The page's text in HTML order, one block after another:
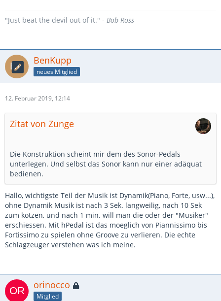
"Just beat the devil out of it." - Bob Ross
BenKupp
neues Mitglied
12. Februar 2019, 12:14
Zitat von Zunge
Die Konstruktion scheint mir dem des Sonor-Pedals
unterlegen. Und selbst das Sonor kann nur einer adäquat
bedienen.
Hallo, wichtigste Teil der Musik ist Dynamik(Piano, Forte, usw...),
ohne Dynamik Musik ist nach 3 Sek. langweilig, nach 10 Sek
zum kotzen, und nach 1 min. will man die oder der "Musiker"
erschiessen. Mit hPedal ist das moeglich von Piannissimo bis
Fortissimo zu spielen ohne Groove zu verlieren. Die echte
Schlagzeuger verstehen was ich meine.
orinocco
Mitglied